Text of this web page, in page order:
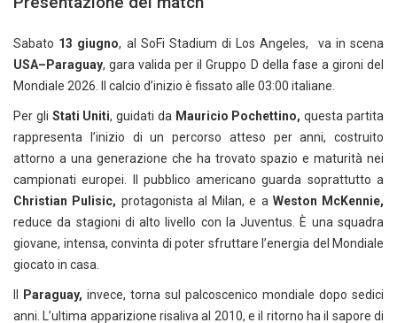
Sabato 13 giugno, al SoFi Stadium di Los Angeles, va in scena
USA–Paraguay, gara valida per il Gruppo D della fase a gironi del
Mondiale 2026. Il calcio d’inizio è fissato alle 03:00 italiane.
Per gli Stati Uniti, guidati da Mauricio Pochettino, questa partita
rappresenta l’inizio di un percorso atteso per anni, costruito
attorno a una generazione che ha trovato spazio e maturità nei
campionati europei. Il pubblico americano guarda soprattutto a
Christian Pulisic, protagonista al Milan, e a Weston McKennie,
reduce da stagioni di alto livello con la Juventus. È una squadra
giovane, intensa, convinta di poter sfruttare l’energia del Mondiale
giocato in casa.
Paraguay, invece, torna sul palcoscenico mondiale dopo sedici
anni. L’ultima apparizione risaliva al 2010, e il ritorno ha il sapore di